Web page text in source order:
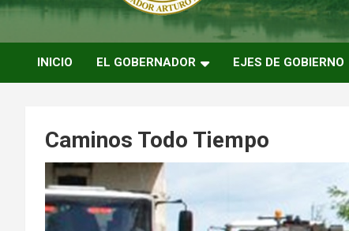
ARTUROMENDEZ.ORG
ARTURO MENDEZ GOBERNADOR 2023
INICIO EL GOBERNADOR EJES DE GOBIERNO
Caminos Todo Tiempo